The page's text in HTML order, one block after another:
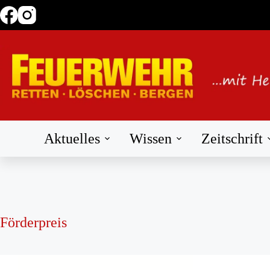
Zum
Inhalt
Aktuelles Wissen Zeitschrift
Förderpreis